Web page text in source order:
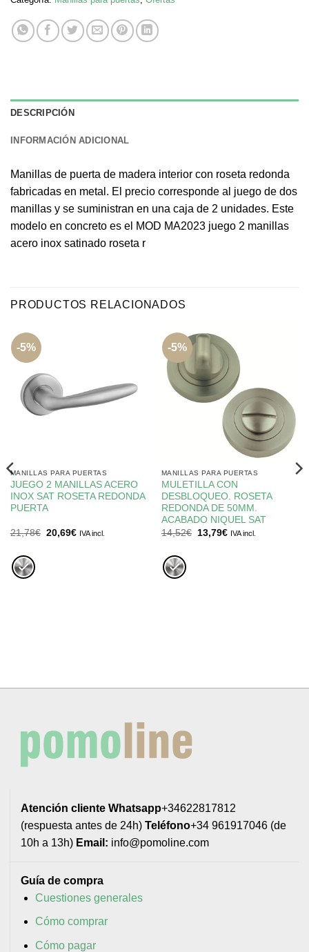
DESCRIPCIÓN
INFORMACIÓN ADICIONAL
Manillas de puerta de madera interior con roseta redonda
fabricadas en metal. El precio corresponde al juego de dos
manillas y se suministran en una caja de 2 unidades. Este
modelo en concreto es el MOD MA2023 juego 2 manillas
acero inox satinado roseta r
PRODUCTOS RELACIONADOS
-5%
MANILLAS PARA PUERTAS
JUEGO 2 MANILLAS ACERO
INOX SAT ROSETA REDONDA
PUERTA
21,78€ El
20,69€ElIVA incl.
-5%
MANILLAS PARA PUERTAS
MULETILLA CON
DESBLOQUEO. ROSETA
REDONDA DE 50MM.
ACABADO NIQUEL SAT
14,52€
El
13,79€ElIVA incl.
Atención cliente Whatsapp+34622817812
(respuesta antes de 24h) Teléfono+34 961917046 (de
10h a 13h) Email: info@pomoline.com
Guía de compra
Cuestiones generales
Cómo comprar
Cómo pagar